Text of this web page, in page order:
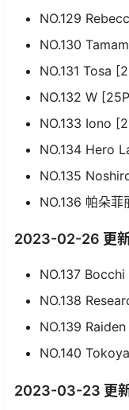
NO.129
NO.130
NO.131 Tosa
NO.132 W
NO.133 Iono
NO.134 Hero
NO.135
NO.136 帕朵
2023-02-26 更
NO.137
NO.138
NO.139
NO.140
2023-03-23 更